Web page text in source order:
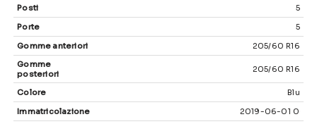
Porte 5
Posti 5
Gomme anteriori
205/60 R16
Gomme
posteriori
205/60 R16
Colore
Blu
Immatricolazione
2019-06-01